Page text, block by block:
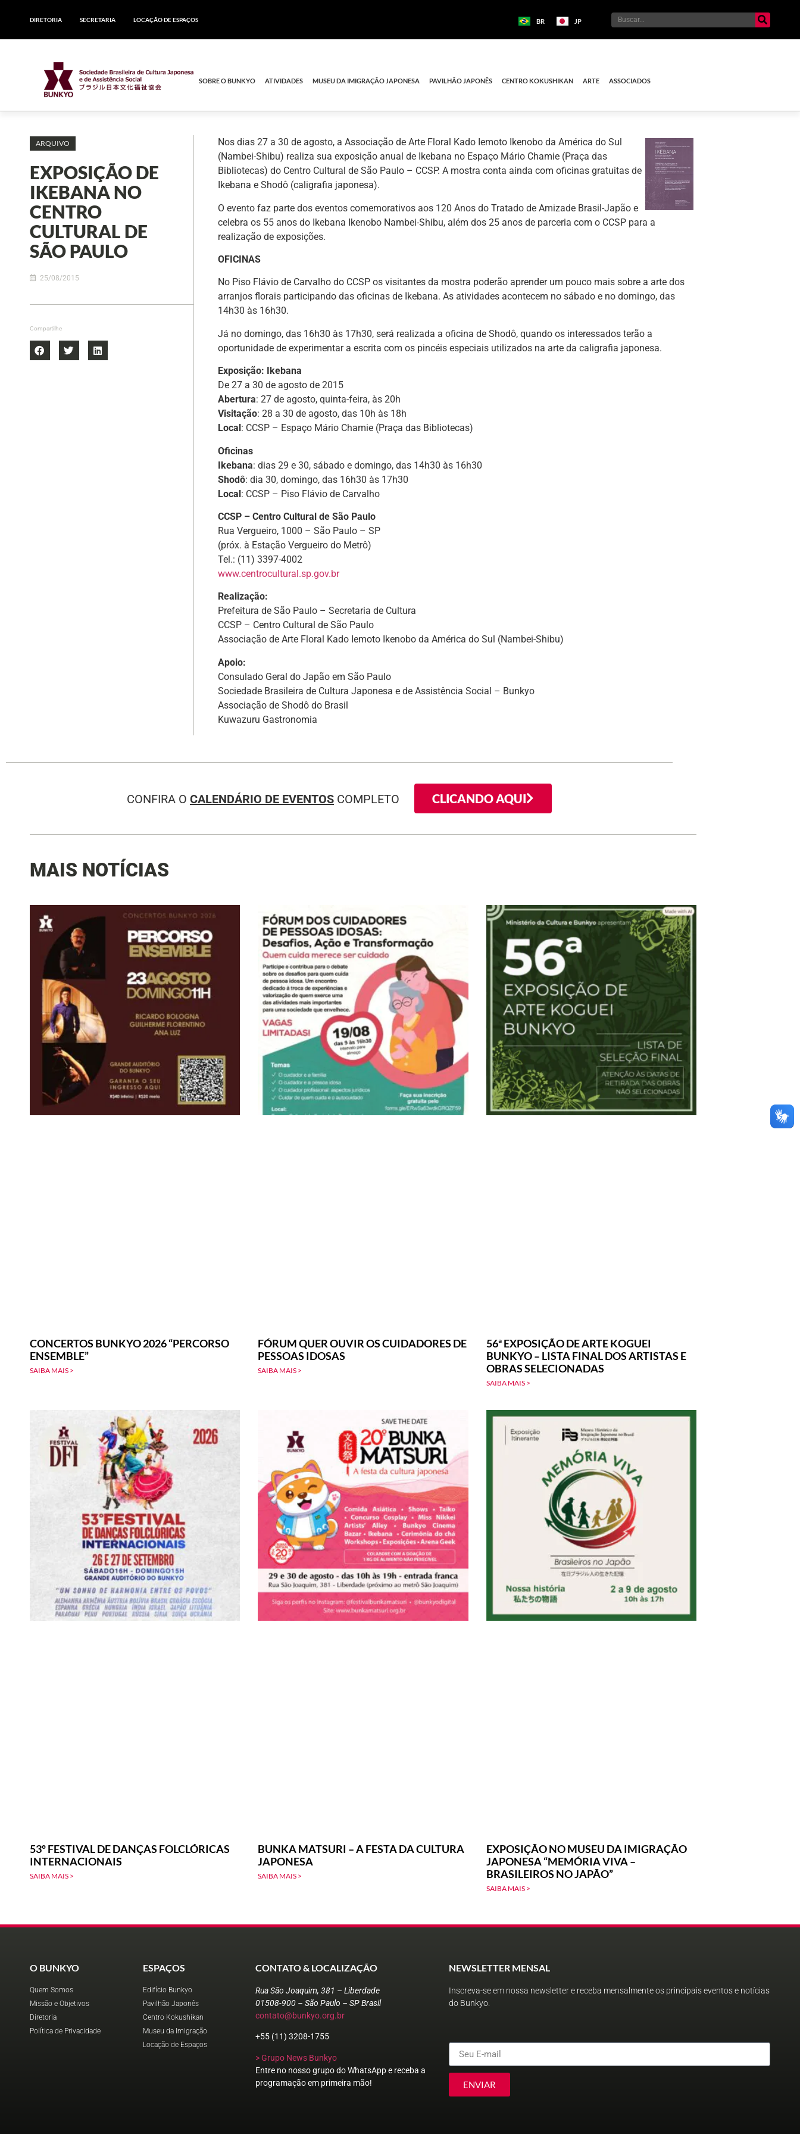
DIRETORIA SECRETARIA LOCAÇÃO DE ESPAÇOS BR JP
SOBRE O BUNKYO ATIVIDADES MUSEU DA IMIGRAÇÃO JAPONESA PAVILHÃO JAPONÊS CENTRO KOKUSHIKAN ARTE ASSOCIADOS
ARQUIVO
EXPOSIÇÃO DE
IKEBANA NO
CENTRO
CULTURAL DE
SÃO PAULO
25/08/2015
Compartilhe
Nos dias 27 a 30 de agosto, a Associação de Arte Floral Kado Iemoto Ikenobo da América do Sul
(Nambei-Shibu) realiza sua exposição anual de Ikebana no Espaço Mário Chamie (Praça das
Bibliotecas) do Centro Cultural de São Paulo – CCSP. A mostra conta ainda com oficinas gratuitas de
Ikebana e Shodô (caligrafia japonesa).
O evento faz parte dos eventos comemorativos aos 120 Anos do Tratado de Amizade Brasil-Japão e
celebra os 55 anos do Ikebana Ikenobo Nambei-Shibu, além dos 25 anos de parceria com o CCSP para a
realização de exposições.
OFICINAS
No Piso Flávio de Carvalho do CCSP os visitantes da mostra poderão aprender um pouco mais sobre a arte dos
arranjos florais participando das oficinas de Ikebana. As atividades acontecem no sábado e no domingo, das
14h30 às 16h30.
Já no domingo, das 16h30 às 17h30, será realizada a oficina de Shodô, quando os interessados terão a
oportunidade de experimentar a escrita com os pincéis especiais utilizados na arte da caligrafia japonesa.
Exposição: Ikebana
De 27 a 30 de agosto de 2015
Abertura: 27 de agosto, quinta-feira, às 20h
Visitação: 28 a 30 de agosto, das 10h às 18h
Local : CCSP – Espaço Mário Chamie (Praça das Bibliotecas)
Oficinas
Ikebana: dias 29 e 30, sábado e domingo, das 14h30 às 16h30
Shodô: dia 30, domingo, das 16h30 às 17h30
Local: CCSP – Piso Flávio de Carvalho
CCSP – Centro Cultural de São Paulo
Rua Vergueiro, 1000 – São Paulo – SP
(próx. à Estação Vergueiro do Metrô)
Tel.: (11) 3397-4002
www.centrocultural.sp.gov.br
Realização:
Prefeitura de São Paulo – Secretaria de Cultura
CCSP – Centro Cultural de São Paulo
Associação de Arte Floral Kado Iemoto Ikenobo da América do Sul (Nambei-Shibu)
Apoio:
Consulado Geral do Japão em São Paulo
Sociedade Brasileira de Cultura Japonesa e de Assistência Social – Bunkyo
Associação de Shodô do Brasil
Kuwazuru Gastronomia
CONFIRA O CALENDÁRIO DE EVENTOS COMPLETO CLICANDO AQUI
MAIS NOTÍCIAS
CONCERTOS BUNKYO 2026 “PERCORSO
ENSEMBLE”
SAIBA MAIS >
FÓRUM QUER OUVIR OS CUIDADORES DE
PESSOAS IDOSAS
SAIBA MAIS >
56ª EXPOSIÇÃO DE ARTE KOGUEI
BUNKYO – LISTA FINAL DOS ARTISTAS E
OBRAS SELECIONADAS
SAIBA MAIS >
53º FESTIVAL DE DANÇAS FOLCLÓRICAS
INTERNACIONAIS
SAIBA MAIS >
BUNKA MATSURI – A FESTA DA CULTURA
JAPONESA
SAIBA MAIS >
EXPOSIÇÃO NO MUSEU DA IMIGRAÇÃO
JAPONESA “MEMÓRIA VIVA –
BRASILEIROS NO JAPÃO”
SAIBA MAIS >
O BUNKYO
Quem Somos
Missão e Objetivos
Diretoria
Política de Privacidade
ESPAÇOS
Edifício Bunkyo
Pavilhão Japonês
Centro Kokushikan
Museu da Imigração
Locação de Espaços
CONTATO & LOCALIZAÇÃO
Rua São Joaquim, 381 – Liberdade
01508-900 – São Paulo – SP Brasil
contato@bunkyo.org.br
+55 (11) 3208-1755
> Grupo News Bunkyo
Entre no nosso grupo do WhatsApp e receba a
programação em primeira mão!
NEWSLETTER MENSAL
Inscreva-se em nossa newsletter e receba mensalmente os principais eventos e notícias
do Bunkyo.
ENVIAR